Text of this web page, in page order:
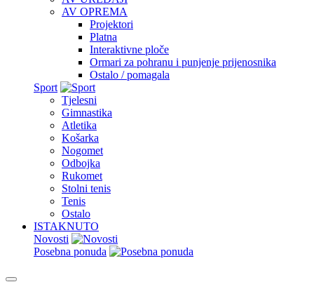
AV OPREMA
Projektori
Platna
Interaktivne ploče
Ormari za pohranu i punjenje prijenosnika
Ostalo / pomagala
Sport
Tjelesni
Gimnastika
Atletika
Košarka
Nogomet
Odbojka
Rukomet
Stolni tenis
Tenis
Ostalo
ISTAKNUTO
Novosti
Posebna ponuda